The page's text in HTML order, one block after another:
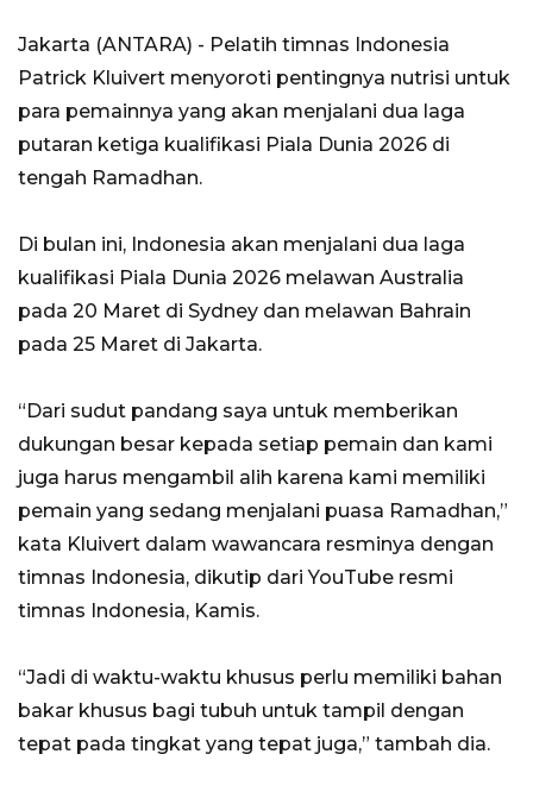
Jakarta (ANTARA) - Pelatih timnas Indonesia
Patrick Kluivert menyoroti pentingnya nutrisi untuk
para pemainnya yang akan menjalani dua laga
putaran ketiga kualifikasi Piala Dunia 2026 di
tengah Ramadhan.
Di bulan ini, Indonesia akan menjalani dua laga
kualifikasi Piala Dunia 2026 melawan Australia
pada 20 Maret di Sydney dan melawan Bahrain
pada 25 Maret di Jakarta.
“Dari sudut pandang saya untuk memberikan
dukungan besar kepada setiap pemain dan kami
juga harus mengambil alih karena kami memiliki
pemain yang sedang menjalani puasa Ramadhan,”
kata Kluivert dalam wawancara resminya dengan
timnas Indonesia, dikutip dari YouTube resmi
timnas Indonesia, Kamis.
“Jadi di waktu-waktu khusus perlu memiliki bahan
bakar khusus bagi tubuh untuk tampil dengan
tepat pada tingkat yang tepat juga,” tambah dia.